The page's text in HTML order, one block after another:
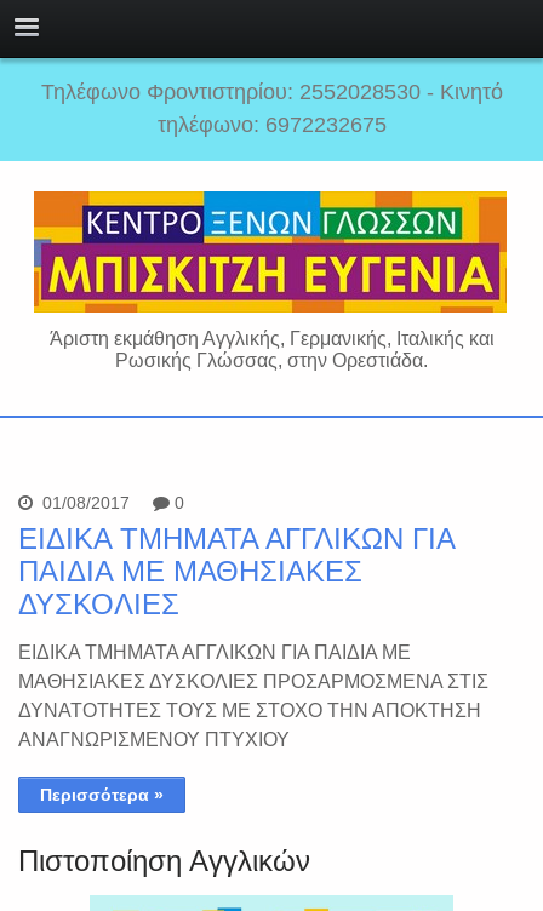
Τηλέφωνο Φροντιστηρίου: 2552028530 - Κινητό
τηλέφωνο: 6972232675
Άριστη εκμάθηση Αγγλικής, Γερμανικής, Ιταλικής και
Ρωσικής Γλώσσας, στην Ορεστιάδα.
01/08/2017 0
ΕΙΔΙΚΑ ΤΜΗΜΑΤΑ ΑΓΓΛΙΚΩΝ ΓΙΑ
ΠΑΙΔΙΑ ΜΕ ΜΑΘΗΣΙΑΚΕΣ
ΔΥΣΚΟΛΙΕΣ
ΕΙΔΙΚΑ ΤΜΗΜΑΤΑ ΑΓΓΛΙΚΩΝ ΓΙΑ ΠΑΙΔΙΑ ΜΕ
ΜΑΘΗΣΙΑΚΕΣ ΔΥΣΚΟΛΙΕΣ ΠΡΟΣΑΡΜΟΣΜΕΝΑ ΣΤΙΣ
ΔΥΝΑΤΟΤΗΤΕΣ ΤΟΥΣ ΜΕ ΣΤΟΧΟ ΤΗΝ ΑΠΟΚΤΗΣΗ
ΑΝΑΓΝΩΡΙΣΜΕΝΟΥ ΠΤΥΧΙΟΥ
Περισσότερα »
Πιστοποίηση Αγγλικών